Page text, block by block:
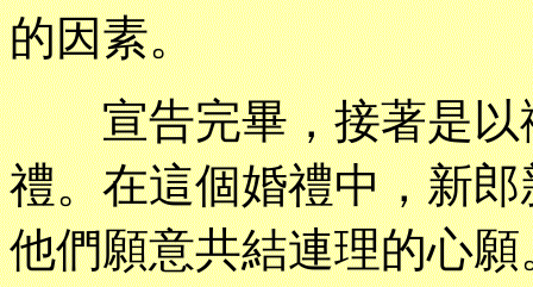
的因素。
宣告完畢，接著是以
禮。在這個婚禮中，新
他們願意共結連理的心